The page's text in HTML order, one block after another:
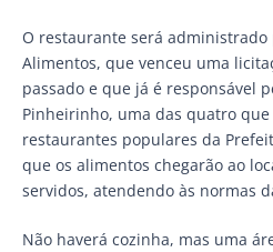
O restaurante será administrado
Alimentos, que venceu uma
passado e que já é responsável
Pinheirinho, uma das quatro
restaurantes populares da
que os alimentos chegarão ao
servidos, atendendo às normas
Não haverá cozinha, mas uma